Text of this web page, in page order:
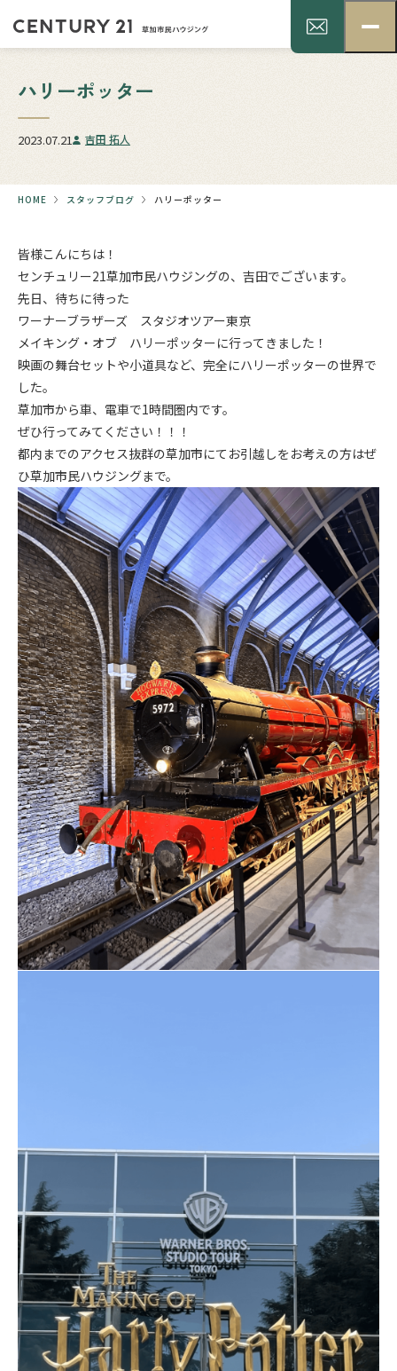
ハリーポッター
2023.07.21 吉田 拓人
HOME スタッフブログ ハリーポッター
皆様こんにちは！
センチュリー21草加市民ハウジングの、吉田でございます。
先日、待ちに待った
ワーナーブラザーズ スタジオツアー東京
メイキング・オブ ハリーポッターに行ってきました！
映画の舞台セットや小道具など、完全にハリーポッターの世界で
した。
草加市から車、電車で1時間圏内です。
ぜひ行ってみてください！！！
都内までのアクセス抜群の草加市にてお引越しをお考えの方はぜ
ひ草加市民ハウジングまで。